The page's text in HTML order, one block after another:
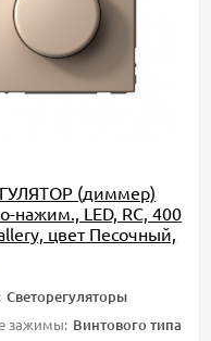
(диммер)
нажим., LED, RC, 400
цвет Песочный,
Светорегуляторы
зажимы: Винтового типа